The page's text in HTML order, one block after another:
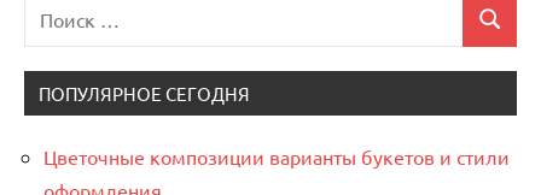
для:
Поиск
ПОПУЛЯРНОЕ СЕГОДНЯ
Цветочные композиции варианты букетов и стили